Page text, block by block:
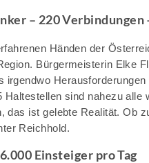
– 220
Händen der
Bürgermeisterin Elke
Haltestellen sind nahezu
das ist gelebte Realität. Ob
Reichhold.
Einsteiger pro Tag